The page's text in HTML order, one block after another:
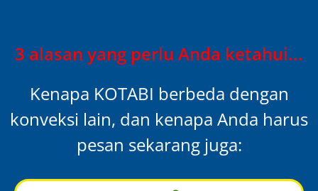
3 alasan yang perlu Anda ketahui...
Kenapa KOTABI berbeda dengan
konveksi lain, dan kenapa Anda harus
pesan sekarang juga: